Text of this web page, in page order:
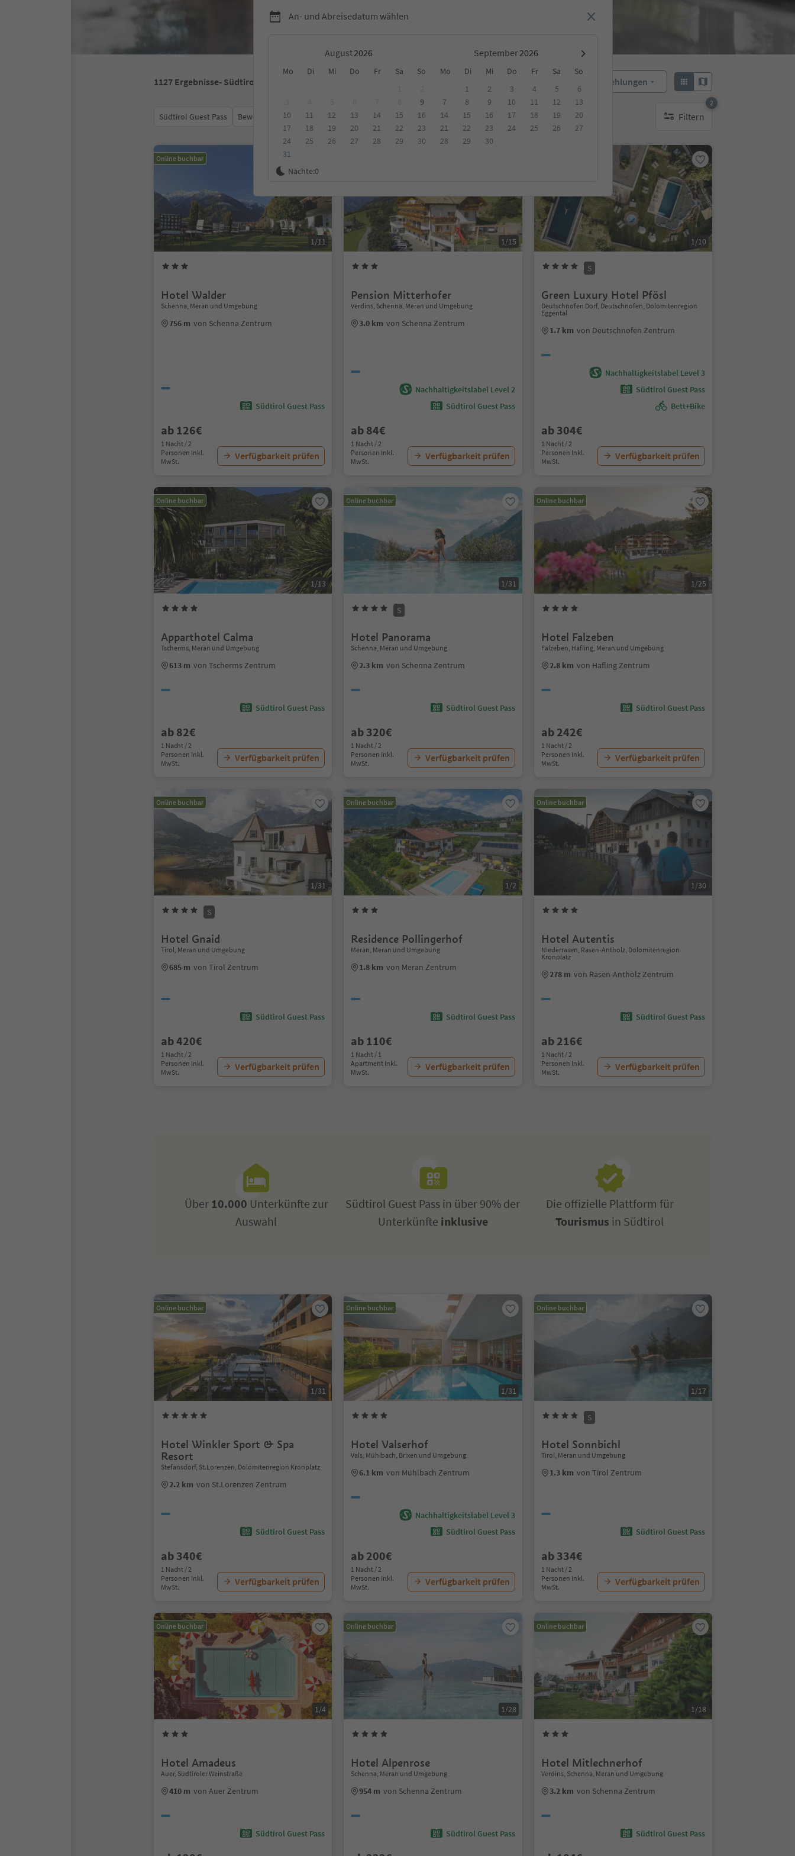
An- und Abreisedatum wählen
August September
Mo Di Mi Do Fr Sa So Mo Di Mi Do Fr Sa
So
9
10
11 12 13 14 15
16
17
18 19 20 21 22
23
24
25 26 27 28 29
30
31
1 2 3 4 5
6
7
8 9 10 11 12
13
14
15 16 17 18 19
20
21
22 23 24 25 26
27
28
29 30
Nächte:0
1127 Ergebnisse- Südtirol Empfehlungen
Südtirol Guest Pass Bewertungen Kategorie Verpflegungsart Nachhaltige Unterkunft Filtern
2
aktive Filter
Online buchbar
1/11
Hotel Walder
Schenna, Meran und Umgebung
756 m von Schenna Zentrum
Südtirol Guest Pass
ab 126€
1 Nacht / 2
Personen Inkl.
MwSt.
Verfügbarkeit prüfen
1/15
Pension Mitterhofer
Verdins, Schenna, Meran und Umgebung
3.0 km von Schenna Zentrum
Nachhaltigkeitslabel Level 2
Südtirol Guest Pass
ab 84€
1 Nacht / 2
Personen Inkl.
MwSt.
Verfügbarkeit prüfen
1/10
S
Green Luxury Hotel Pfösl
Deutschnofen Dorf, Deutschnofen, Dolomitenregion
Eggental
1.7 km von Deutschnofen Zentrum
Nachhaltigkeitslabel Level 3
Südtirol Guest Pass
Bett+Bike
ab 304€
1 Nacht / 2
Personen Inkl.
MwSt.
Verfügbarkeit prüfen
Online buchbar
1/13
Apparthotel Calma
Tscherms, Meran und Umgebung
613 m von Tscherms Zentrum
Südtirol Guest Pass
ab 82€
1 Nacht / 2
Personen Inkl.
MwSt.
Verfügbarkeit prüfen
Online buchbar
1/31
S
Hotel Panorama
Schenna, Meran und Umgebung
2.3 km von Schenna Zentrum
Südtirol Guest Pass
ab 320€
1 Nacht / 2
Personen Inkl.
MwSt.
Verfügbarkeit prüfen
Online buchbar
1/25
Hotel Falzeben
Falzeben, Hafling, Meran und Umgebung
2.8 km von Hafling Zentrum
Südtirol Guest Pass
ab 242€
1 Nacht / 2
Personen Inkl.
MwSt.
Verfügbarkeit prüfen
Online buchbar
1/31
S
Hotel Gnaid
Tirol, Meran und Umgebung
685 m von Tirol Zentrum
Südtirol Guest Pass
ab 420€
1 Nacht / 2
Personen Inkl.
MwSt.
Verfügbarkeit prüfen
Online buchbar
1/2
Residence Pollingerhof
Meran, Meran und Umgebung
1.8 km von Meran Zentrum
Südtirol Guest Pass
ab 110€
1 Nacht / 1
Apartment Inkl.
MwSt.
Verfügbarkeit prüfen
Online buchbar
1/30
Hotel Autentis
Niederrasen, Rasen-Antholz, Dolomitenregion
Kronplatz
278 m von Rasen-Antholz Zentrum
Südtirol Guest Pass
ab 216€
1 Nacht / 2
Personen Inkl.
MwSt.
Verfügbarkeit prüfen
Über10.000 Unterkünfte zur
Auswahl
Südtirol Guest Pass in über 90% der
Unterkünfte inklusive
Die offizielle Plattform für
Tourismus in Südtirol
Online buchbar
1/31
Hotel Winkler Sport & Spa
Resort
Stefansdorf, St.Lorenzen, Dolomitenregion Kronplatz
2.2 km von St.Lorenzen Zentrum
Südtirol Guest Pass
ab 340€
1 Nacht / 2
Personen Inkl.
MwSt.
Verfügbarkeit prüfen
Online buchbar
1/31
Hotel Valserhof
Vals, Mühlbach, Brixen und Umgebung
6.1 km von Mühlbach Zentrum
Nachhaltigkeitslabel Level 3
Südtirol Guest Pass
ab 200€
1 Nacht / 2
Personen Inkl.
MwSt.
Verfügbarkeit prüfen
Online buchbar
1/17
S
Hotel Sonnbichl
Tirol, Meran und Umgebung
1.3 km von Tirol Zentrum
Südtirol Guest Pass
ab 334€
1 Nacht / 2
Personen Inkl.
MwSt.
Verfügbarkeit prüfen
Online buchbar
1/4
Hotel Amadeus
Auer, Südtiroler Weinstraße
410 m von Auer Zentrum
Südtirol Guest Pass
Online buchbar
1/28
Hotel Alpenrose
Schenna, Meran und Umgebung
954 m von Schenna Zentrum
Südtirol Guest Pass
Online buchbar
1/18
Hotel Mitlechnerhof
Verdins, Schenna, Meran und Umgebung
3.2 km von Schenna Zentrum
Südtirol Guest Pass